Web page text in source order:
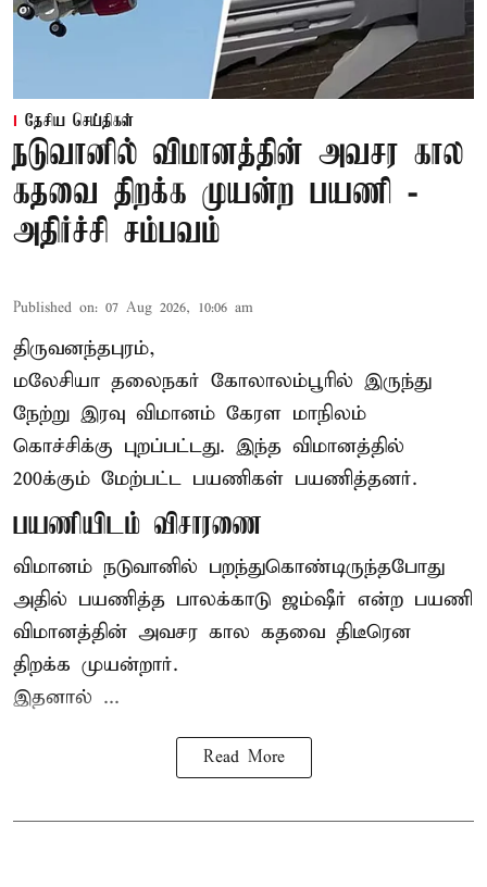
தேசிய செய்திகள்
நடுவானில் விமானத்தின் அவசர கால
கதவை திறக்க முயன்ற பயணி -
அதிர்ச்சி சம்பவம்
Published on: 07 Aug 2026, 10:06 am
திருவனந்தபுரம்,
மலேசியா தலைநகர் கோலாலம்பூரில் இருந்து
நேற்று இரவு விமானம் கேரள மாநிலம்
கொச்சிக்கு புறப்பட்டது. இந்த விமானத்தில்
200க்கும் மேற்பட்ட பயணிகள் பயணித்தனர்.
பயணியிடம் விசாரணை
விமானம் நடுவானில் பறந்துகொண்டிருந்தபோது
அதில் பயணித்த பாலக்காடு ஜம்ஷீர் என்ற பயணி
விமானத்தின் அவசர கால கதவை திடீரென
திறக்க முயன்றார்.
இதனால் ...
Read More